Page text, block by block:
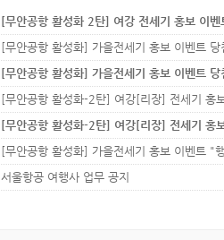
[무안공항 활성화 2탄] 여강 전세기 홍보 이벤
[무안공항 활성화] 가을전세기 홍보 이벤트 당
[무안공항 활성화] 가을전세기 홍보 이벤트 당
서울항공 여행사 업무 공지